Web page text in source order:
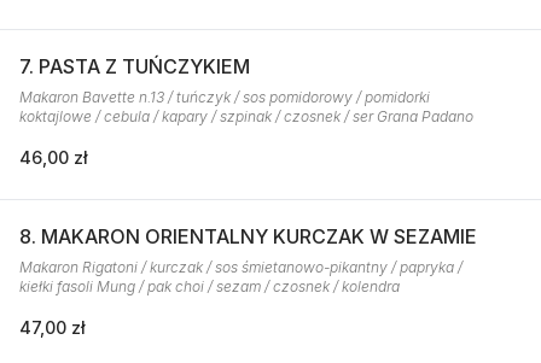
7. PASTA Z TUŃCZYKIEM
Makaron Bavette n.13 / tuńczyk / sos pomidorowy / pomidorki
koktajlowe / cebula / kapary / szpinak / czosnek / ser Grana Padano
46,00 zł
8. MAKARON ORIENTALNY KURCZAK W SEZAMIE
Makaron Rigatoni / kurczak / sos śmietanowo-pikantny / papryka /
kiełki fasoli Mung / pak choi / sezam / czosnek / kolendra
47,00 zł